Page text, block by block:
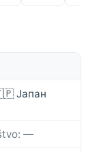
Јапан
—